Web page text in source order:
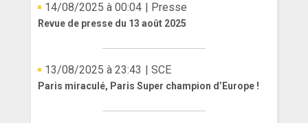
14/08/2025 à 00:04 | Presse
Revue de presse du 13 août 2025
13/08/2025 à 23:43 | SCE
Paris miraculé, Paris Super champion d’Europe !